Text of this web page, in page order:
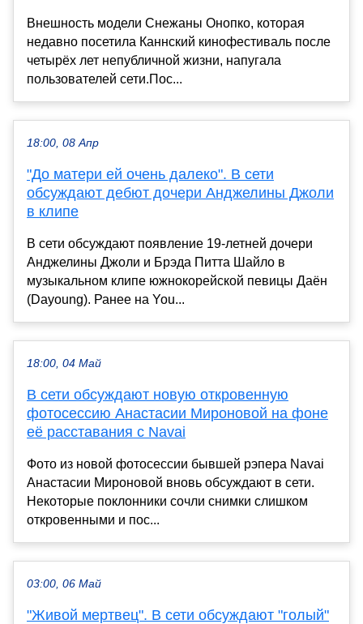
Внешность модели Снежаны Онопко, которая
недавно посетила Каннский кинофестиваль после
четырёх лет непубличной жизни, напугала
пользователей сети.Пос...
18:00, 08 Апр
"До матери ей очень далеко". В сети
обсуждают дебют дочери Анджелины Джоли
в клипе
В сети обсуждают появление 19-летней дочери
Анджелины Джоли и Брэда Питта Шайло в
музыкальном клипе южнокорейской певицы Даён
(Dayoung). Ранее на You...
18:00, 04 Май
В сети обсуждают новую откровенную
фотосессию Анастасии Мироновой на фоне
её расставания с Navai
Фото из новой фотосессии бывшей рэпера Navai
Анастасии Мироновой вновь обсуждают в сети.
Некоторые поклонники сочли снимки слишком
откровенными и пос...
03:00, 06 Май
"Живой мертвец". В сети обсуждают "голый"